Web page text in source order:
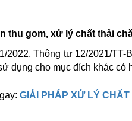
thu gom, xử lý chất thải
2022, Thông tư 12/2021/
dụng cho mục đích khác có
GIẢI PHÁP XỬ LÝ